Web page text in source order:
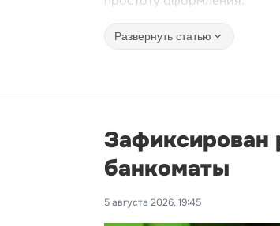
Развернуть статью
Зафиксирован
банкоматы
5 августа 2026, 19:45